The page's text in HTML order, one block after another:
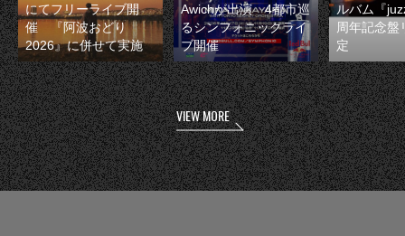
にてフリーライブ開
催 『阿波おどり
2026』に併せて実施
Awichが出演 4都市巡
るシンフォニックライ
ブ開催
ルバム『
周年記念盤
定
VIEW MORE